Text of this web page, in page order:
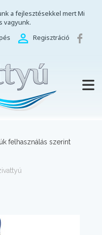
a fejlesztésekkel mert Mi
vagyunk.
Regisztráció
felhasználás szerint